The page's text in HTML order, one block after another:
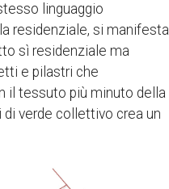
linguaggio
residenziale, si manifesta
sì residenziale ma
e pilastri che
il tessuto più minuto della
verde collettivo crea un